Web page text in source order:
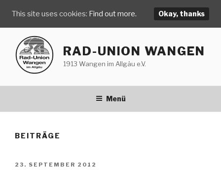
Inhalt
springen
RAD-UNION WANGEN
1913 Wangen im Allgäu e.V.
Menü
BEITRÄGE
VERÖFFENTLICHT
23. SEPTEMBER 2012
This site uses cookies: Find out more. Okay, thanks